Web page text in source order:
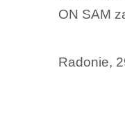
ON SAM
Radonie,